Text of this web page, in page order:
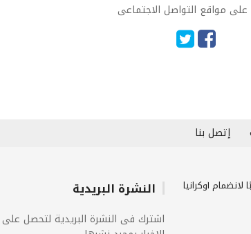
على مواقع التواصل الاجتماعى
إتصل بنا
أوكرانيا النشرة البريدية
اشترك فى النشرة البريدية لتحصل